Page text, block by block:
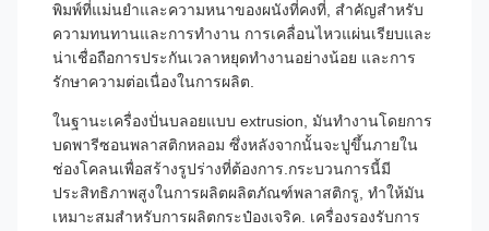
พิมพ์ที่แม่นยําและความหนาของผนังที่คงที่, สําคัญสําหรับ
ความทนทานและการทํางาน การเคลื่อนไหวแผ่นเรียบและ
น่าเชื่อถือการประกันเวลาหยุดทํางานอย่างน้อย และการ
รักษาความต่อเนื่องในการผลิต.
ในฐานะเครื่องปั่นบลอยแบบ extrusion, มันทํางานโดยการ
บดพารีซอนพลาสติกหลอม ซึ่งหลังจากนั้นจะปูขึ้นภายใน
ช่องโคลนเพื่อสร้างรูปร่างที่ต้องการ.กระบวนการนี้มี
ประสิทธิภาพสูงในการผลิตผลิตภัณฑ์พลาสติกรู, ทําให้มัน
เหมาะสมสําหรับการผลิตกระป๋องเจริค. เครื่องรองรับการ